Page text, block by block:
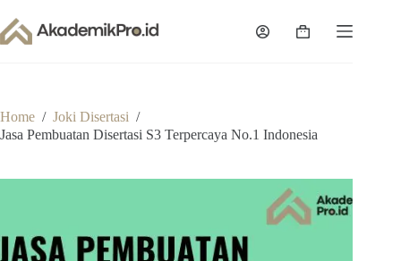
to
content
Shopping
Home / Joki Disertasi /
Jasa Pembuatan Disertasi S3 Terpercaya No.1 Indonesia